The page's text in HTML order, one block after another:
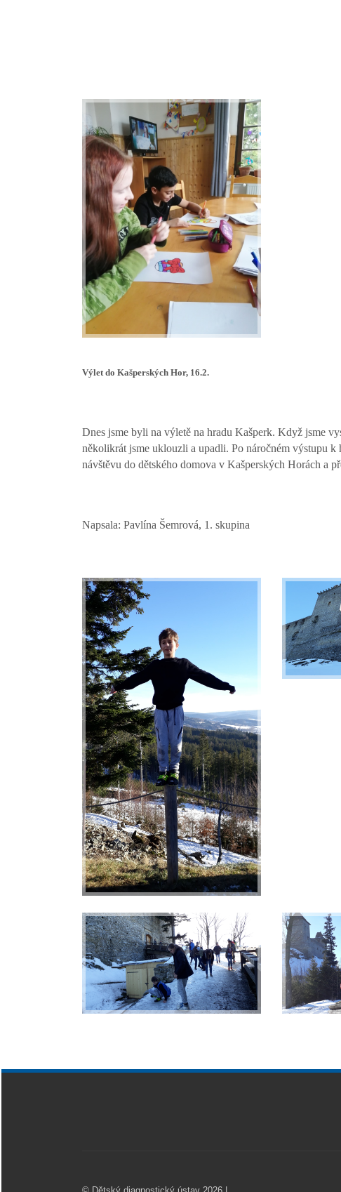
Výlet do Kašperských Hor, 16.2.
Dnes jsme byli na výletě na hradu Kašperk. Když jsme
několikrát jsme uklouzli a upadli. Po náročném výstupu k
návštěvu do dětského domova v Kašperských Horách a
Napsala: Pavlína Šemrová, 1. skupina